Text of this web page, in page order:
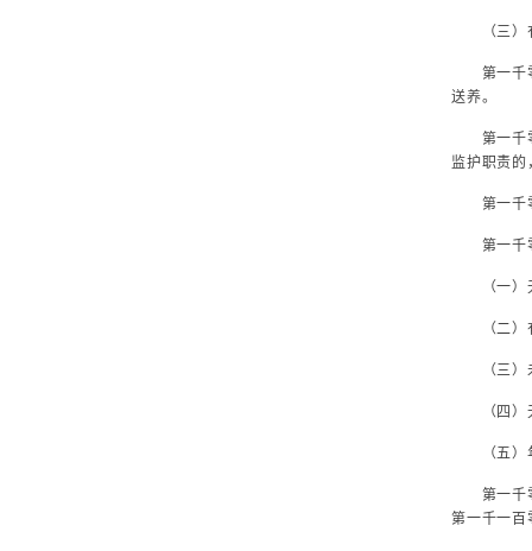
（三）有
第一千零
送养。
第一千零
监护职责
第一千零
第一千零
（一）无
（二）有
（三）未
（四）无
（五）
第一千零
第一千一百